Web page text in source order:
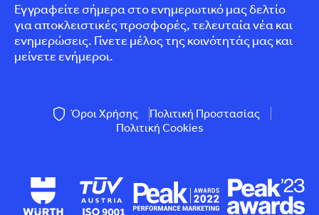
Εγγραφείτε σήμερα στο ενημερωτικό μας δελτίο
για αποκλειστικές προσφορές, τελευταία νέα και
ενημερώσεις. Γίνετε μέλος της κοινότητάς μας και
μείνετε ενήμεροι.
Όροι Χρήσης
Πολιτική Προστασίας
Πολιτική Cookies